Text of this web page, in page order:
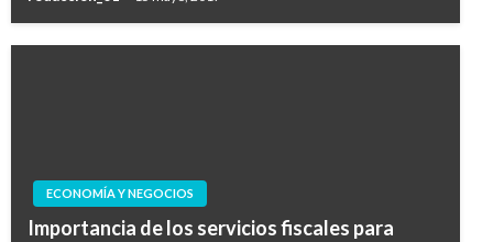
ECONOMÍA Y NEGOCIOS
Importancia de los servicios fiscales para